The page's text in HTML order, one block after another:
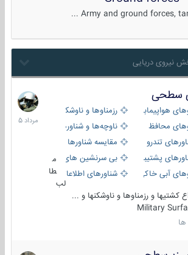
Army and ground forces,
سطحی
هواپیمابر و بالگرد بررزمناوها و ناوشکن‌ها
محافظ
ناوچه‌ها و شناورهای گشتی
تندرو
مقایسه شناورها
پشتیبانی
بی سرنشین های دریایی
آبی خاکی و نیروبرشناورهای اطلاعاتی و جاسوسی
طا
لب
کشتیها و رزمناوها و ناوشکنها و ...
Military
2
مرداد
1405